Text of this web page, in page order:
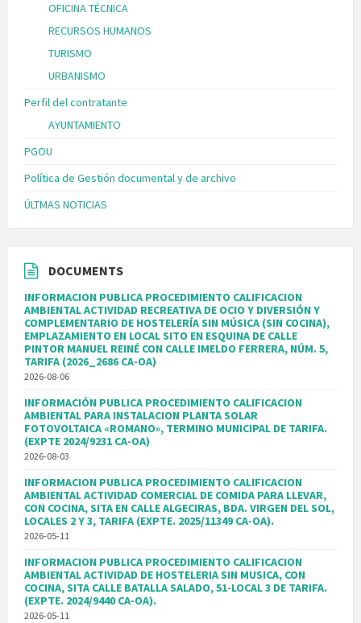
OFICINA TÉCNICA
RECURSOS HUMANOS
TURISMO
URBANISMO
Perfil del contratante
AYUNTAMIENTO
PGOU
Política de Gestión documental y de archivo
ÚLTMAS NOTICIAS
DOCUMENTS
INFORMACION PUBLICA PROCEDIMIENTO CALIFICACION
AMBIENTAL ACTIVIDAD RECREATIVA DE OCIO Y DIVERSIÓN Y
COMPLEMENTARIO DE HOSTELERÍA SIN MÚSICA (SIN COCINA),
EMPLAZAMIENTO EN LOCAL SITO EN ESQUINA DE CALLE
PINTOR MANUEL REINÉ CON CALLE IMELDO FERRERA, NÚM. 5,
TARIFA (2026_2686 CA-OA)
2026-08-06
INFORMACIÓN PUBLICA PROCEDIMIENTO CALIFICACION
AMBIENTAL PARA INSTALACION PLANTA SOLAR
FOTOVOLTAICA «ROMANO», TERMINO MUNICIPAL DE TARIFA.
(EXPTE 2024/9231 CA-OA)
2026-08-03
INFORMACION PUBLICA PROCEDIMIENTO CALIFICACION
AMBIENTAL ACTIVIDAD COMERCIAL DE COMIDA PARA LLEVAR,
CON COCINA, SITA EN CALLE ALGECIRAS, BDA. VIRGEN DEL SOL,
LOCALES 2 Y 3, TARIFA (EXPTE. 2025/11349 CA-OA).
2026-05-11
INFORMACION PUBLICA PROCEDIMIENTO CALIFICACION
AMBIENTAL ACTIVIDAD DE HOSTELERIA SIN MUSICA, CON
COCINA, SITA CALLE BATALLA SALADO, 51-LOCAL 3 DE TARIFA.
(EXPTE. 2024/9440 CA-OA).
2026-05-11